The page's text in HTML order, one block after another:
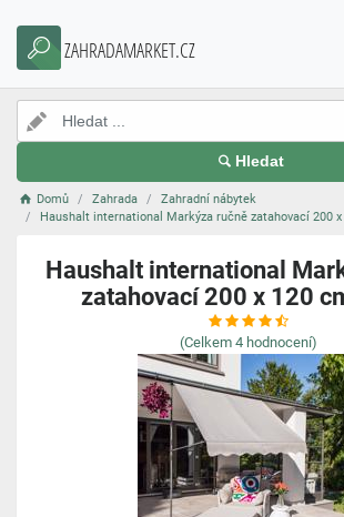
ZAHRADAMARKET.CZ
Hledat
Domů Zahrada
Zahradní nábytek
Haushalt international Markýza ručně zatahovací 200
Haushalt international
zatahovací 200 x 120
(Celkem 4 hodnocení)